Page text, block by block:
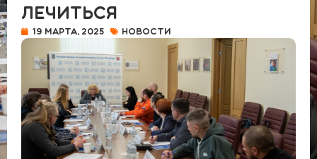
лечиться
19 марта, 2025 Новости